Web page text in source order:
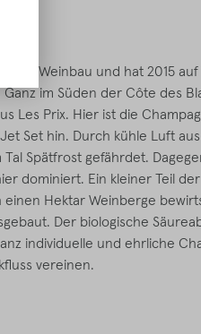
Weinbau und hat 2015 auf
im Süden der Côte des
Les Prix. Hier ist die
Set hin. Durch kühle Luft
Spätfrost gefährdet.
dominiert. Ein kleiner Teil
Hektar Weinberge
Der biologische
individuelle und ehrliche
vereinen.